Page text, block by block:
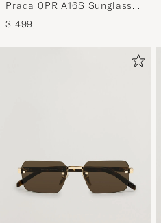
Prada 0PR A16S Sunglasses
Black
3 499,-